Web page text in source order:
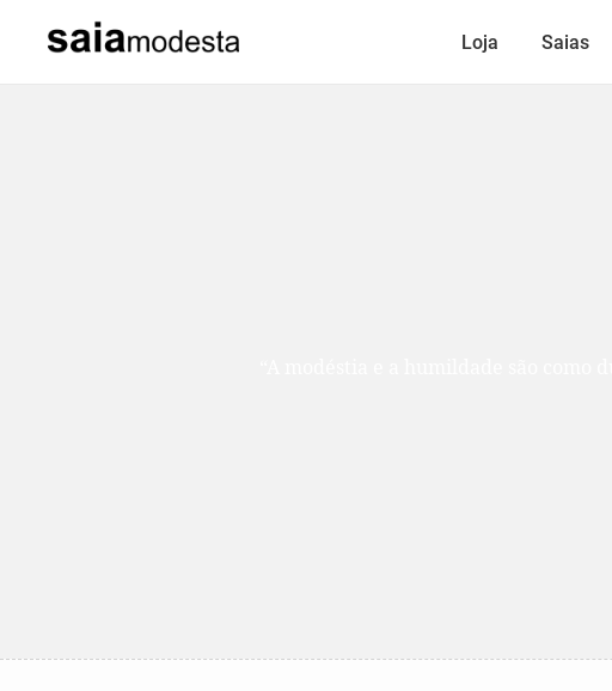
Loja Saias